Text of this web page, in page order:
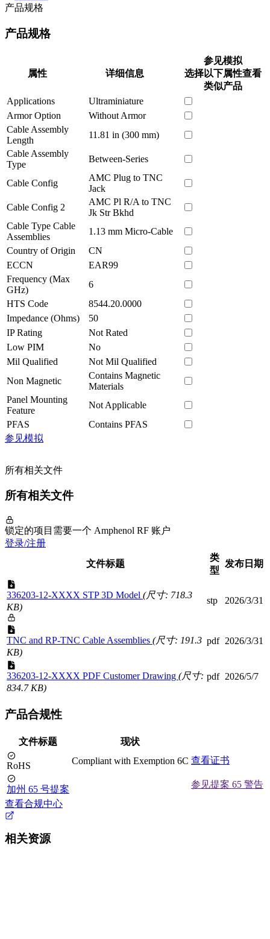
产品规格
产品规格
属性 详细信息
参见模拟
选择以下属性查看
类似产品
Applications
Ultraminiature
Armor Option
Without Armor
Cable Assembly
Length
11.81 in (300 mm)
Cable Assembly
Type
Between-Series
Cable Config
AMC Plug to TNC
Jack
Cable Config 2
AMC Pl R/A to TNC
Jk Str Bkhd
Cable Type Cable
Assemblies
1.13 mm Micro-Cable
Country of Origin
CN
ECCN
EAR99
Frequency (Max
GHz)
6
HTS Code
8544.20.0000
Impedance (Ohms)
50
IP Rating
Not Rated
Low PIM
No
Mil Qualified
Not Mil Qualified
Non Magnetic
Contains Magnetic
Materials
Panel Mounting
Feature
Not Applicable
PFAS
Contains PFAS
参见模拟
所有相关文件
所有相关文件
锁定的项目需要一个 Amphenol RF 账户
登录/注册
文件标题
类
型
发布日期
336203-12-XXXX STP 3D Model (尺寸: 718.3
KB)
stp 2026/3/31
TNC and RP-TNC Cable Assemblies (尺寸: 191.3
KB)
pdf 2026/3/31
336203-12-XXXX PDF Customer Drawing (尺寸:
834.7 KB)
pdf 2026/5/7
产品合规性
文件标题 现状
RoHS Compliant with Exemption 6C 查看证书
加州 65 号提案
参见提案 65 警告
查看合规中心
相关资源